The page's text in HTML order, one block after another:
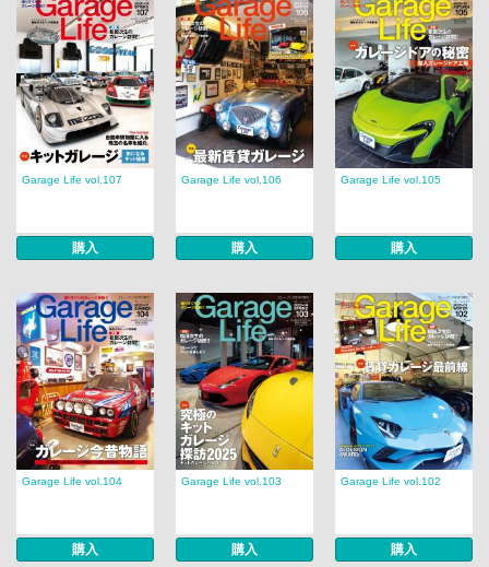
Garage Life vol.107
購入
Garage Life vol.106
購入
Garage Life vol.105
購入
Garage Life vol.104
購入
Garage Life vol.103
購入
Garage Life vol.102
購入